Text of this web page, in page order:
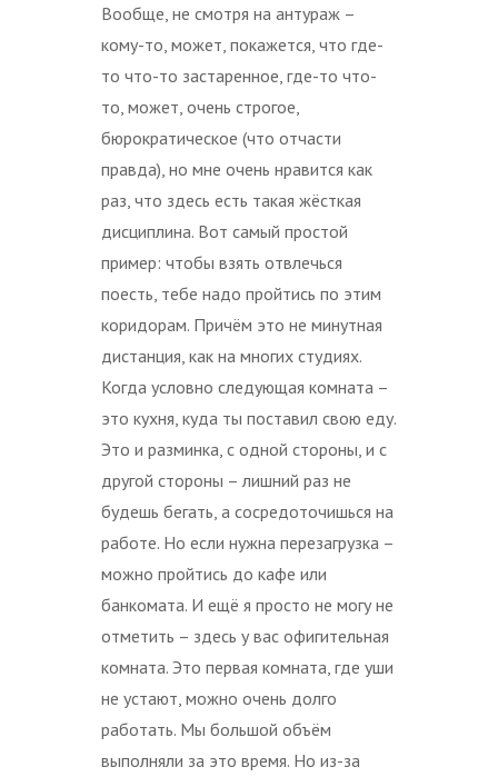
Вообще, не смотря на антураж –
кому-то, может, покажется, что где-
то что-то застаренное, где-то что-
то, может, очень строгое,
бюрократическое (что отчасти
правда), но мне очень нравится как
раз, что здесь есть такая жёсткая
дисциплина. Вот самый простой
пример: чтобы взять отвлечься
поесть, тебе надо пройтись по этим
коридорам. Причём это не минутная
дистанция, как на многих студиях.
Когда условно следующая комната –
это кухня, куда ты поставил свою еду.
Это и разминка, с одной стороны, и с
другой стороны – лишний раз не
будешь бегать, а сосредоточишься на
работе. Но если нужна перезагрузка –
можно пройтись до кафе или
банкомата. И ещё я просто не могу не
отметить – здесь у вас офигительная
комната. Это первая комната, где уши
не устают, можно очень долго
работать. Мы большой объём
выполняли за это время. Но из-за